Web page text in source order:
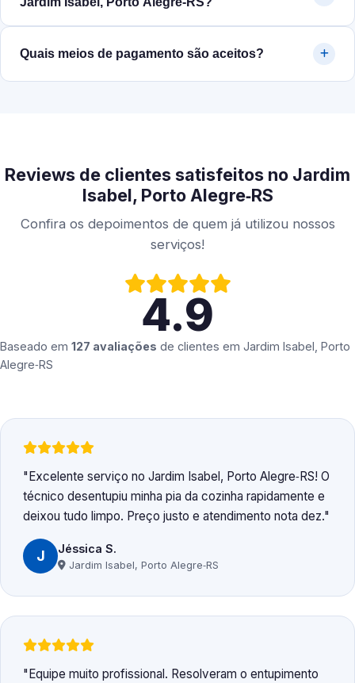
Quais meios de pagamento são aceitos?
Reviews de clientes satisfeitos no Jardim
Isabel, Porto Alegre‑RS
Confira os depoimentos de quem já utilizou nossos
serviços!
4.9
Baseado em 127 avaliações de clientes em Jardim Isabel, Porto
Alegre‑RS
Excelente serviço no Jardim Isabel, Porto Alegre‑RS! O
técnico desentupiu minha pia da cozinha rapidamente e
deixou tudo limpo. Preço justo e atendimento nota dez.
J Jéssica S.
Jardim Isabel, Porto Alegre‑RS
Equipe muito profissional. Resolveram o entupimento